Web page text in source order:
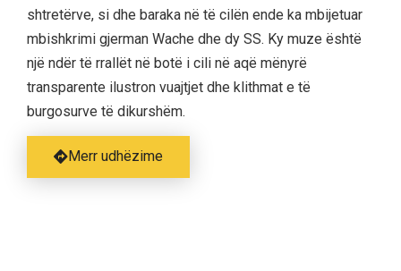
shtretërve, si dhe baraka në të cilën ende ka mbijetuar
mbishkrimi gjerman Wache dhe dy SS. Ky muze është
një ndër të rrallët në botë i cili në aqë mënyrë
transparente ilustron vuajtjet dhe klithmat e të
burgosurve të dikurshëm.
Merr udhëzime